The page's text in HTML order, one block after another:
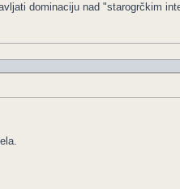
dominaciju nad "starogrčkim